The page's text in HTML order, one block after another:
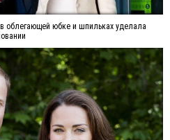
облегающей юбке и шпильках уделала